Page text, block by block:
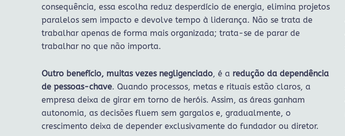
consequência, essa escolha reduz desperdício de energia, elimina projetos
paralelos sem impacto e devolve tempo à liderança. Não se trata de
trabalhar apenas de forma mais organizada; trata-se de parar de
trabalhar no que não importa.
Outro benefício, muitas vezes negligenciado, é a redução da dependência
de pessoas-chave. Quando processos, metas e rituais estão claros, a
empresa deixa de girar em torno de heróis. Assim, as áreas ganham
autonomia, as decisões fluem sem gargalos e, gradualmente, o
crescimento deixa de depender exclusivamente do fundador ou diretor.